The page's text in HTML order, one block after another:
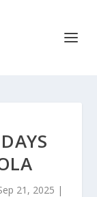
21, 2025 |